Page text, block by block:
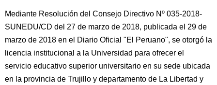
Mediante Resolución del Consejo Directivo Nº 035-2018-
SUNEDU/CD del 27 de marzo de 2018, publicada el 29 de
marzo de 2018 en el Diario Oficial "El Peruano", se otorgó la
licencia institucional a la Universidad para ofrecer el
servicio educativo superior universitario en su sede ubicada
en la provincia de Trujillo y departamento de La Libertad y